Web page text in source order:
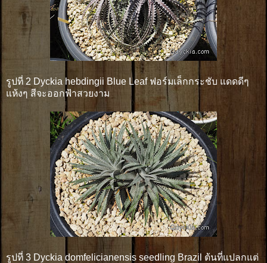
รูปที่ 2 Dyckia hebdingii Blue Leaf ฟอร์มเล็กกระชับ แดดดีๆ
แห้งๆ สีจะออกฟ้าสวยงาม
รูปที่ 3 Dyckia domfelicianensis seedling Brazil ต้นที่แปลกแต่